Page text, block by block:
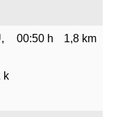
k
00:50 h 1,8 km